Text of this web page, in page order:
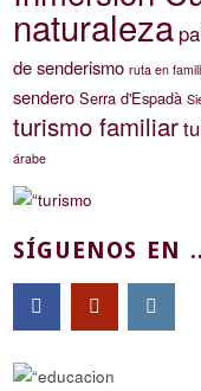
naturaleza
de senderismo ruta en
sendero Serra d'Espadà
turismo familiar
árabe
SÍGUENOS EN